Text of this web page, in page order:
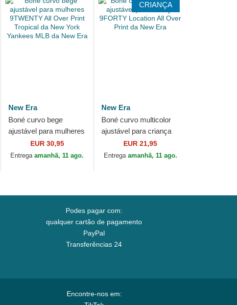
New Era
Boné curvo bege
ajustável para mulheres
9TWENTY All Over
Print Tropical da New
EUR 30,95
Entregaamanhã, 11 ago.
CRIANÇA
New Era
Boné curvo multicolor
ajustável para criança
9FORTY Location All
Over Print da New Era
EUR 21,95
Entrega amanhã, 11 ago.
Podes pagar com:
qualquer cartão de pagamento
PayPal
Transferências 24
Encontre-nos em: